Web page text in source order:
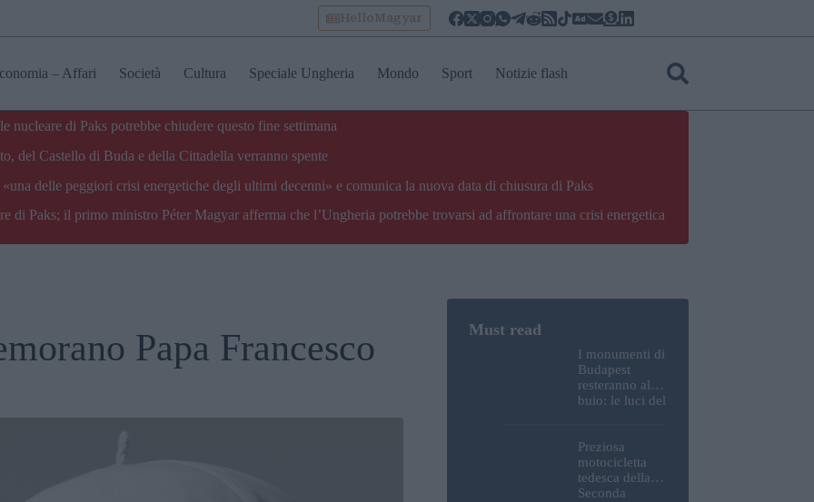
HelloMagyar
– Affari Società Cultura Speciale Ungheria Mondo Sport Notizie flash
nucleare di Paks potrebbe chiudere questo fine settimana
del Castello di Buda e della Cittadella verranno spente
delle peggiori crisi energetiche degli ultimi decenni» e comunica la nuova data di chiusura di Paks
di Paks; il primo ministro Péter Magyar afferma che l’Ungheria potrebbe trovarsi ad affrontare una crisi energetica
Papa Francesco
I monumenti di
Budapest
resteranno al
buio: le luci del
Buda e della
Cittadella
verranno
spente
Preziosa
motocicletta
tedesca della
Seconda